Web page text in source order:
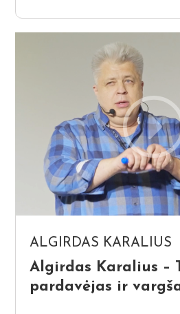
ALGIRDAS KARALIUS
Algirdas Karalius –
pardavėjas ir